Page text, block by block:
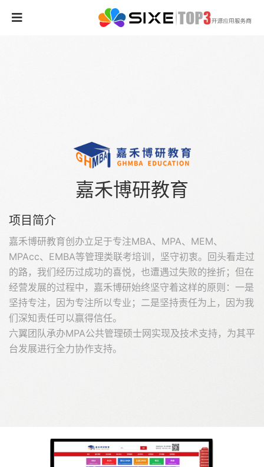
嘉禾博研教育
项目简介
嘉禾博研教育创办立足于专注MBA、MPA、MEM、
MPAcc、EMBA等管理类联考培训，坚守初衷。回头看走过
的路，我们经历过成功的喜悦，也遭遇过失败的挫折；但在
经营发展的过程中，嘉禾博研始终坚守着这样的原则：一是
坚持专注，因为专注所以专业；二是坚持责任为上，因为我
们深知责任可以赢得信任。
六翼团队承办MPA公共管理硕士网实现及技术支持，为其平
台发展进行全力协作支持。